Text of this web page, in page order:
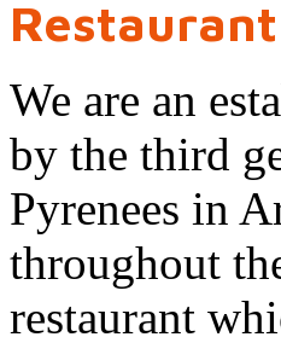
We are an
by the third
Pyrenees in
throughout
restaurant